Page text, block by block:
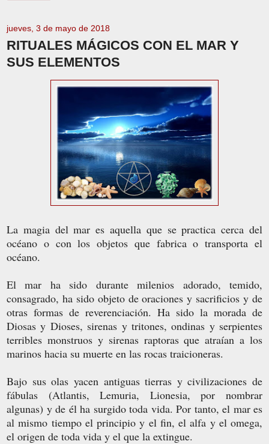
jueves, 3 de mayo de 2018
RITUALES MÁGICOS CON EL MAR Y
SUS ELEMENTOS
La magia del mar es aquella que se practica cerca del
océano o con los objetos que fabrica o transporta el
océano.
El mar ha sido durante milenios adorado, temido,
consagrado, ha sido objeto de oraciones y sacrificios y de
otras formas de reverenciación. Ha sido la morada de
Diosas y Dioses, sirenas y tritones, ondinas y serpientes
terribles monstruos y sirenas raptoras que atraían a los
marinos hacia su muerte en las rocas traicioneras.
Bajo sus olas yacen antiguas tierras y civilizaciones de
fábulas (Atlantis, Lemuria, Lionesia, por nombrar
algunas) y de él ha surgido toda vida. Por tanto, el mar es
al mismo tiempo el principio y el fin, el alfa y el omega,
el origen de toda vida y el que la extingue.